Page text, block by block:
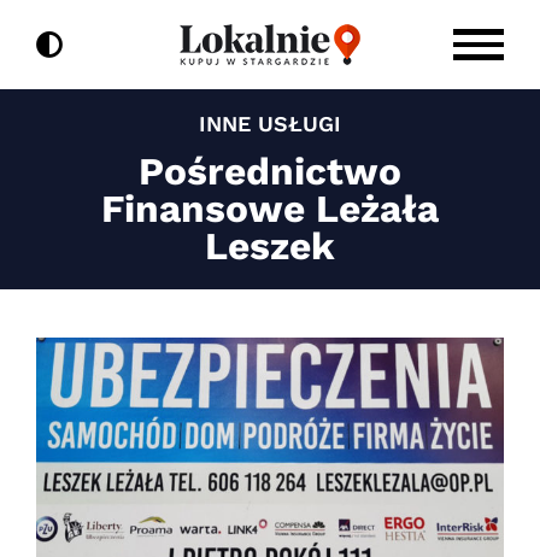
zawartości
INNE USŁUGI
Pośrednictwo
Finansowe Leżała
Leszek